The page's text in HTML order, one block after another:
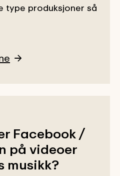
type produksjoner så
Facebook /
på videoer
musikk?